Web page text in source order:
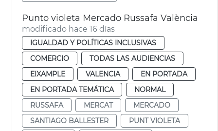
Punto violeta Mercado Russafa València
modificado hace 16 días
IGUALDAD Y POLÍTICAS INCLUSIVAS
COMERCIO
TODAS LAS AUDIENCIAS
EIXAMPLE
VALENCIA
EN PORTADA
EN PORTADA TEMÁTICA
NORMAL
RUSSAFA
MERCAT
MERCADO
SANTIAGO BALLESTER
PUNT VIOLETA